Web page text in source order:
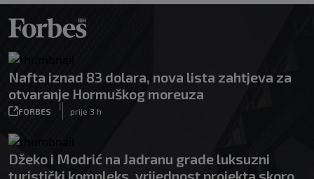
Nafta iznad 83 dolara, nova lista zahtjeva za
otvaranje Hormuškog moreuza
FORBES
|
prije 3 h
Džeko i Modrić na Jadranu grade luksuzni
turistički kompleks, vrijednost projekta skoro